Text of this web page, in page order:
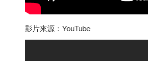
影片來源：YouTube